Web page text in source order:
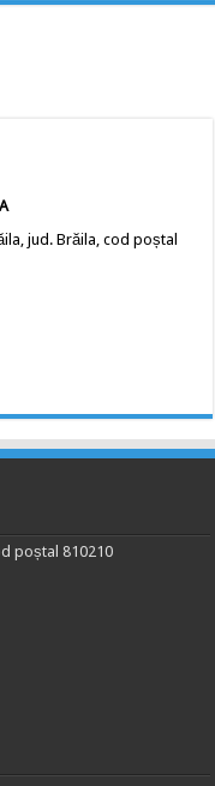
jud. Brăila, cod poștal
poștal 810210